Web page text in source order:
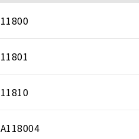
11800
11801
11810
A118004